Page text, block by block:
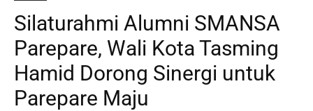
Silaturahmi Alumni SMANSA
Parepare, Wali Kota Tasming
Hamid Dorong Sinergi untuk
Parepare Maju